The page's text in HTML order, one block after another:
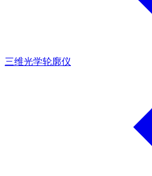
三维光学轮廓仪